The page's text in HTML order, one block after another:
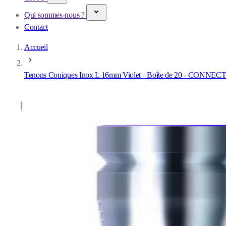
Qui sommes-nous ?
Contact
Accueil
Tenons Coniques Inox L 16mm Violet - Boîte de 20 -